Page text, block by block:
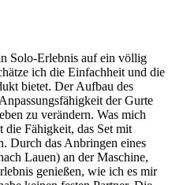
Solo-Erlebnis auf ein völlig
ich die Einfachheit und die
bietet. Der Aufbau des
der Gurte
zu verändern. Was mich
die Fähigkeit, das Set mit
Durch das Anbringen eines
Lauen) an der Maschine,
genießen, wie ich es mir